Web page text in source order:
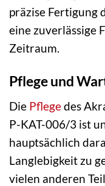
präzise Fertigung
eine zuverlässige
Zeitraum.
Pflege und
Die Pflegedes
P-KAT-006/3 ist
hauptsächlich
Langlebigkeit zu
vielen anderen